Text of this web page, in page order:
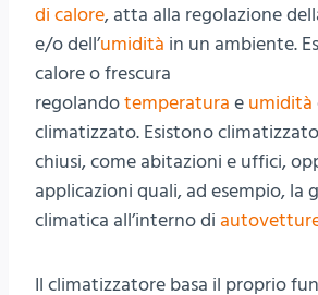
di calore, atta alla regolazione
e/o dell’umidità in un ambiente.
calore o frescura
regolandotemperatura e umidità
climatizzato. Esistono
chiusi, come abitazioni e uffici,
applicazioni quali, ad esempio, la
climatica all’interno di
Il climatizzatore basa il proprio